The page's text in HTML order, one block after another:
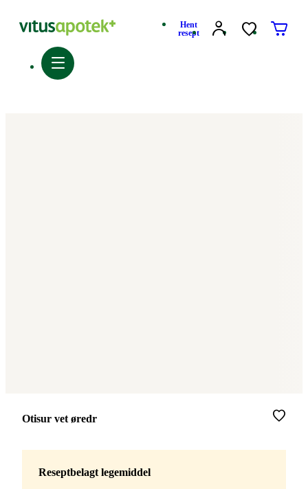
Hent
resept
Merke:
Otisur vet øredr
Reseptbelagt legemiddel